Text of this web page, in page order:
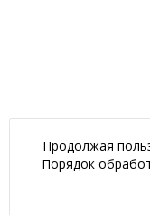
Продолжая
Порядок